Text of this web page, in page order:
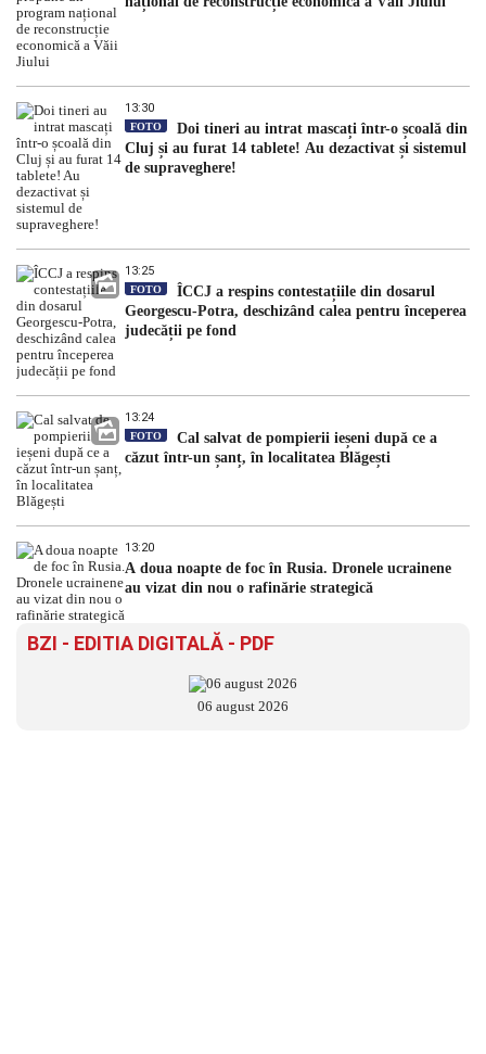
13:30
FOTO
Doi tineri au intrat mascați într-o școală din
Cluj și au furat 14 tablete! Au dezactivat și sistemul
de supraveghere!
13:25
FOTO
ÎCCJ a respins contestațiile din dosarul
Georgescu-Potra, deschizând calea pentru începerea
judecății pe fond
13:24
FOTO
Cal salvat de pompierii ieșeni după ce a
căzut într-un șanț, în localitatea Blăgești
13:20
A doua noapte de foc în Rusia. Dronele ucrainene
au vizat din nou o rafinărie strategică
BZI - EDITIA DIGITALĂ - PDF
06 august 2026